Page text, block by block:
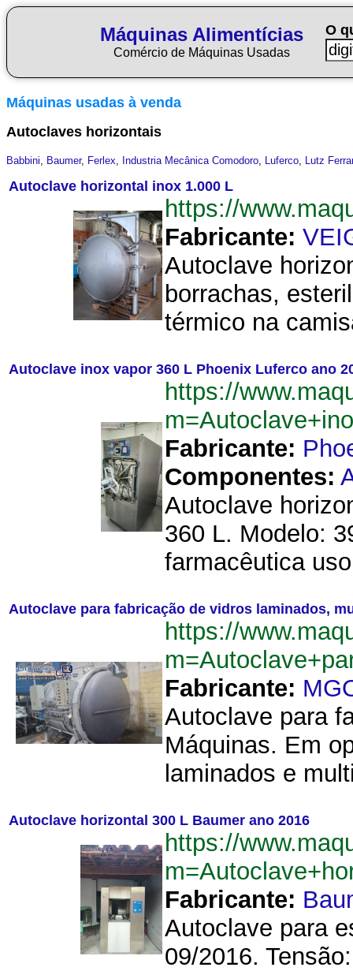
Máquinas Alimentícias
Comércio de Máquinas Usadas
O
Máquinas usadas à venda
Autoclaves horizontais
Babbini, Baumer, Ferlex, Industria Mecânica Comodoro, Luferco, Lutz
Autoclave horizontal inox 1.000 L
https://
Fabricante:
Autoclave
borrachas,
térmico na
Autoclave inox vapor 360 L Phoenix Luferco ano
https://
Fabricante:
Componentes:
Autoclave
360 L. Modelo:
farmacêutica
Autoclave para fabricação de vidros laminados,
https://
Fabricante:
Autoclave para
Máquinas. Em
laminados e
Autoclave horizontal 300 L Baumer ano 2016
https://
Fabricante:
Autoclave para
09/2016.